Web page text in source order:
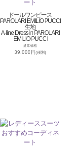
ドールワンピース
PAROLARI EMILIO PUCCI
生地
A-line Dress in PAROLARI
EMILIO PUCCI
通常価格
39,000円(税別)